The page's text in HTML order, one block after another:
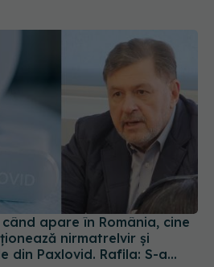
nirmatrelvir și
din Paxlovid. Rafila: S-a
fi disponibil la